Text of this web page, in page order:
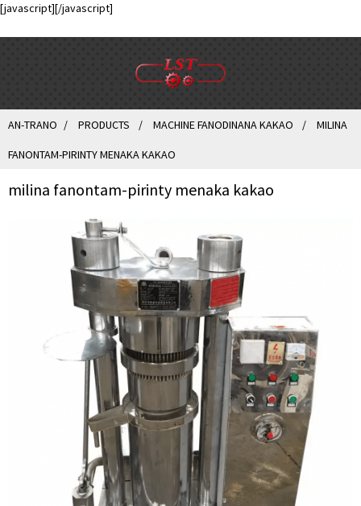
[javascript][/javascript]
AN-TRANO PRODUCTS MACHINE FANODINANA KAKAO MILINA
FANONTAM-PIRINTY MENAKA KAKAO
milina fanontam-pirinty menaka kakao